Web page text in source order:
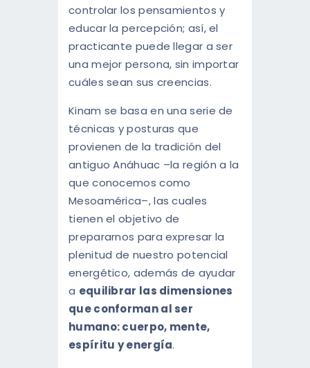
controlar los pensamientos y
educar la percepción; así, el
practicante puede llegar a ser
una mejor persona, sin importar
cuáles sean sus creencias.
Kinam se basa en una serie de
técnicas y posturas que
provienen de la tradición del
antiguo Anáhuac –la región a la
que conocemos como
Mesoamérica–, las cuales
tienen el objetivo de
prepararnos para expresar la
plenitud de nuestro potencial
energético, además de ayudar
a equilibrar las dimensiones
que conforman al ser
humano: cuerpo, mente,
espíritu y energía.